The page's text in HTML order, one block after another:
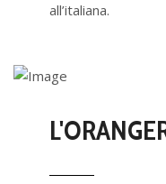
all’italiana.